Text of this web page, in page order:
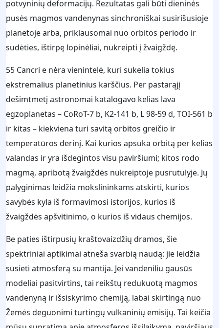
potvyninių deformacijų. Rezultatas gali būti dieninės
pusės magmos vandenynas sinchroniškai susirišusioje
planetoje arba, priklausomai nuo orbitos periodo ir
sudėties, ištirpę lopinėliai, nukreipti į žvaigždę.
55 Cancri e nėra vienintelė, kuri sukelia tokius
ekstremalius planetinius karščius. Per pastarąjį
dešimtmetį astronomai katalogavo kelias lava
egzoplanetas – CoRoT-7 b, K2-141 b, L 98-59 d, TOI-561 b
ir kitas – kiekviena turi savitą orbitos greičio ir
temperatūros derinį. Kai kurios apsuka orbitą per kelias
valandas ir yra išdegintos visu paviršiumi; kitos rodo
magmą, apribotą žvaigždės nukreiptoje pusrutulyje. Jų
palyginimas leidžia mokslininkams atskirti, kurios
savybės kyla iš formavimosi istorijos, kurios iš
žvaigždės apšvitinimo, o kurios iš vidaus chemijos.
Be paties ištirpusių kraštovaizdžių dramos, šie
spektriniai aptikimai atneša svarbią naudą: jie leidžia
susieti atmosferą su mantija. Jei vandeniliu gausūs
modeliai pasitvirtins, tai reikštų redukuotą magmos
vandenyną ir išsiskyrimo chemiją, labai skirtingą nuo
Žemės deguonimi turtingų vulkaninių emisijų. Tai keičia